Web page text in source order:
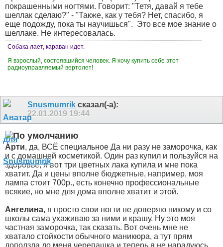
покрашенными ногтями. Говорит: "Тетя, давай я тебе
шеллак сделаю?" - "Также, как у тебя? Нет, спасибо, я
еще подожду, пока ты научишься". Это все мое знание о
шеллаке. Не интересовалась.
Собака лает, караван идет.
Я взрослый, состоявшийся человек. Я хочу купить себе этот
радиоуправляемый вертолет!
Snusmumrik сказал(-а):
22.01.2019 19:44
Арти, да, ВСЁ специальное Да ни разу не заморочка, как
и с домашней косметикой. Один раз купил и пользуйся на
здоровье, я вот три цветных лака купила и мне пока
хватит. Да и цены вполне бюджетные, например, моя
лампа стоит 700р., есть конечно профессиональные
всякие, но мне для дома вполне хватит и этой.
Ангелина, я просто свои ногти не доверяю никому и со
школы сама ухаживаю за ними и крашу. Ну это моя
частная заморочка, так сказать. Вот очень мне не
хватало стойкости обычного маникюра, а тут прям